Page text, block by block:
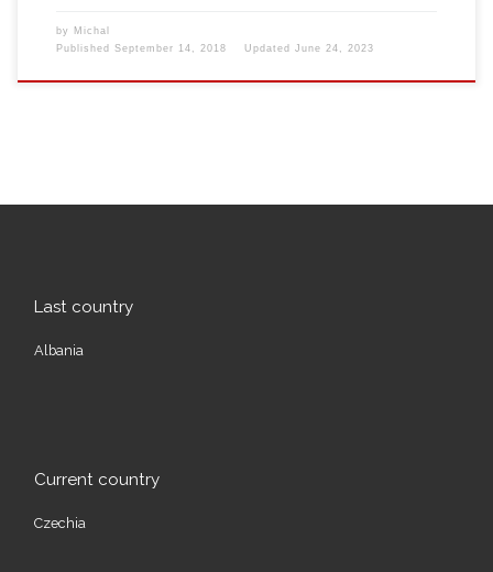
by Michal
Published September 14, 2018 Updated June 24, 2023
Last country
Albania
Current country
Czechia